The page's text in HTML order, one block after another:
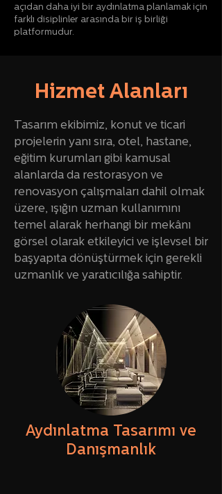
açıdan daha iyi bir aydınlatma planlamak için
farklı disiplinler arasında bir iş birliği
platformudur.
Hizmet Alanları
Tasarım ekibimiz, konut ve ticari
projelerin yanı sıra, otel, hastane,
eğitim kurumları gibi kamusal
alanlarda da restorasyon ve
renovasyon çalışmaları dahil olmak
üzere, ışığın uzman kullanımını
temel alarak herhangi bir mekânı
görsel olarak etkileyici ve işlevsel bir
başyapıta dönüştürmek için gerekli
uzmanlık ve yaratıcılığa sahiptir.
Aydınlatma Tasarımı ve
Danışmanlık